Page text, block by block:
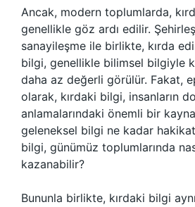
Ancak, modern toplumlarda,
genellikle göz ardı edilir.
sanayileşme ile birlikte, kırda
bilgi, genellikle bilimsel bilgiyle
daha az değerli görülür. Fakat,
olarak, kırdaki bilgi, insanların
anlamalarındaki önemli bir
geleneksel bilgi ne kadar
bilgi, günümüz toplumlarında
kazanabilir?
Bununla birlikte, kırdaki bilgi